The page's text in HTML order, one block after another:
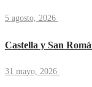
5 agosto, 2026
Castella y San
31 mayo, 2026